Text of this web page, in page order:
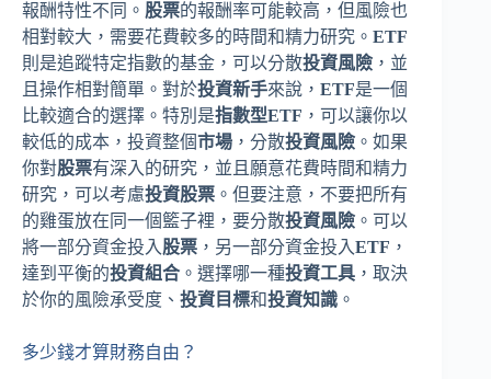
報酬特性不同。 股票的報酬率可能較高，但風險也
相對較大，需要花費較多的時間和精力研究。 ETF
則是追蹤特定指數的基金，可以分散投資風險 ，並
且操作相對簡單。對於投資新手來說， ETF是一個
比較適合的選擇。特別是指數型ETF ，可以讓你以
較低的成本，投資整個市場 ，分散投資風險 。如果
你對股票有深入的研究，並且願意花費時間和精力
研究，可以考慮投資股票 。但要注意，不要把所有
的雞蛋放在同一個籃子裡，要分散投資風險 。可以
將一部分資金投入 股票 ，另一部分資金投入ETF ，
達到平衡的投資組合 。選擇哪一種投資工具 ，取決
於你的風險承受度、 投資目標和投資知識 。
多少錢才算財務自由？